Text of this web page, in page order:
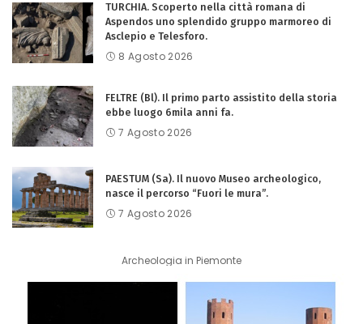
TURCHIA. Scoperto nella città romana di
Aspendos uno splendido gruppo marmoreo di
Asclepio e Telesforo.
8 Agosto 2026
FELTRE (Bl). Il primo parto assistito della storia
ebbe luogo 6mila anni fa.
7 Agosto 2026
PAESTUM (Sa). Il nuovo Museo archeologico,
nasce il percorso “Fuori le mura”.
7 Agosto 2026
Archeologia in Piemonte